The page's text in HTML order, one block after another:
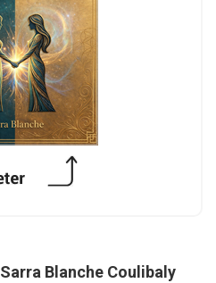
Sarra Blanche Coulibaly